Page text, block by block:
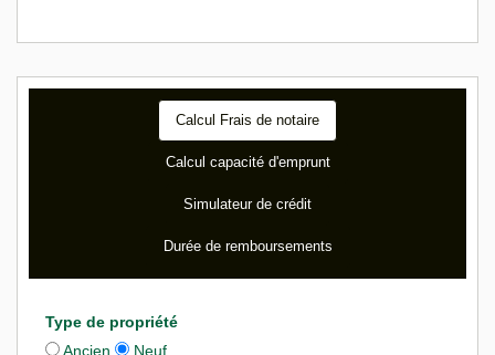
Calcul Frais de notaire
Calcul capacité d'emprunt
Simulateur de crédit
Durée de remboursements